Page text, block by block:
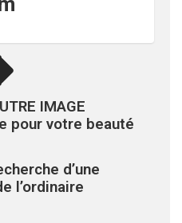
IMAGE
pour votre beauté
d’une
l’ordinaire